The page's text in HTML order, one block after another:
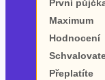
–
ano
ne
První
Maximum
Hodnocení
Přeplatíte